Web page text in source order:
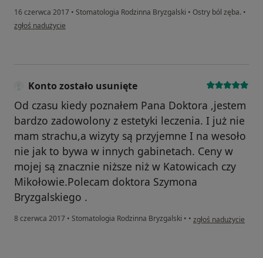
16 czerwca 2017 • Stomatologia Rodzinna Bryzgalski • Ostry ból zęba. •
w opinii użytkownika Konto zostało usunięte
zgłoś nadużycie
Konto zostało usunięte
Od czasu kiedy poznałem Pana Doktora ,jestem
bardzo zadowolony z estetyki leczenia. I już nie
mam strachu,a wizyty są przyjemne I na wesoło
nie jak to bywa w innych gabinetach. Ceny w
mojej są znacznie niższe niż w Katowicach czy
Mikołowie.Polecam doktora Szymona
Bryzgalskiego .
8 czerwca 2017 • Stomatologia Rodzinna Bryzgalski • • w opinii użytkownika
zgłoś nadużycie